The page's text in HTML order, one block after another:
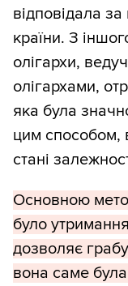
відповідала
країни. З
олігархи,
олігархами,
яка була
цим способом,
стані
Основною
було
дозволяє
вона саме